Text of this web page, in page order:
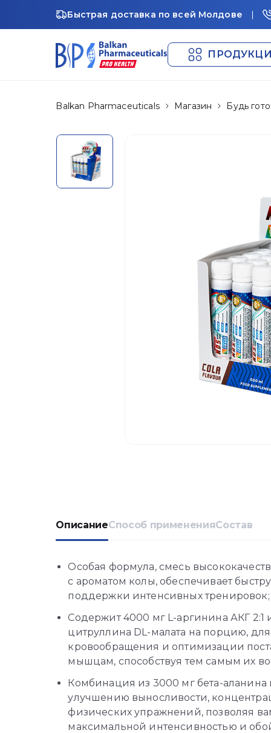
Быстрая доставка по всей Молдове
Balkan Pharmaceuticals Магазин Будь
ОписаниеСпособ примененияСостав
Особая формула, смесь
с ароматом колы, обеспечивает
поддержки интенсивных тренировок;
Содержит 4000 мг L-аргинина АКГ 2:1
цитруллина DL-малата на порцию,
кровообращения и оптимизации
мышцам, способствуя тем самым их
Комбинация из 3000 мг бета-аланина
улучшению выносливости,
физических упражнений, позволяя
максимальной интенсивностью и